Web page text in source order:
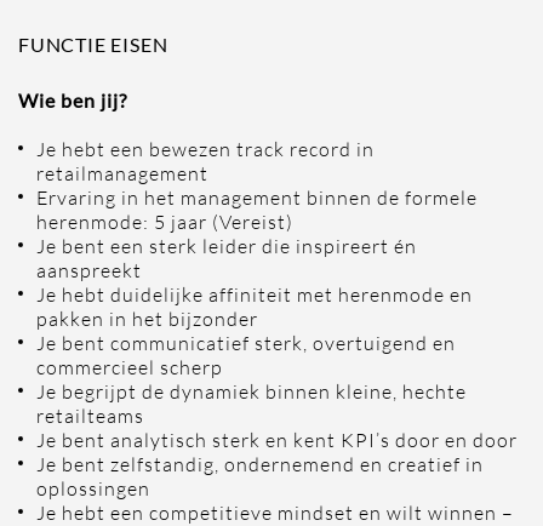
FUNCTIE EISEN
Wie ben jij?
Je hebt een bewezen track record in
retailmanagement
Ervaring in het management binnen de formele
herenmode: 5 jaar (Vereist)
Je bent een sterk leider die inspireert én
aanspreekt
Je hebt duidelijke affiniteit met herenmode en
pakken in het bijzonder
Je bent communicatief sterk, overtuigend en
commercieel scherp
Je begrijpt de dynamiek binnen kleine, hechte
retailteams
Je bent analytisch sterk en kent KPI’s door en door
Je bent zelfstandig, ondernemend en creatief in
oplossingen
Je hebt een competitieve mindset en wilt winnen –